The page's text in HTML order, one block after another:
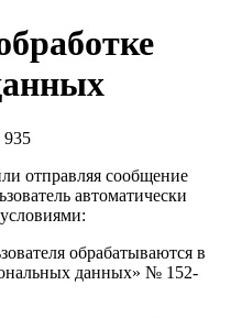
935
отправляя сообщение
автоматически
обрабатываются в
данных» № 152-